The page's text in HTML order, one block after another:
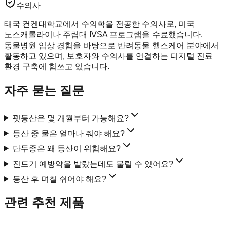
수의사
태국 컨켄대학교에서 수의학을 전공한 수의사로, 미국
노스캐롤라이나 주립대 IVSA 프로그램을 수료했습니다.
동물병원 임상 경험을 바탕으로 반려동물 헬스케어 분야에서
활동하고 있으며, 보호자와 수의사를 연결하는 디지털 진료
환경 구축에 힘쓰고 있습니다.
자주 묻는 질문
펫등산은 몇 개월부터 가능해요?
등산 중 물은 얼마나 줘야 해요?
단두종은 왜 등산이 위험해요?
진드기 예방약을 발랐는데도 물릴 수 있어요?
등산 후 며칠 쉬어야 해요?
관련 추천 제품